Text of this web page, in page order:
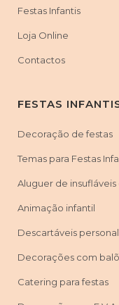
Festas Infantis
Loja Online
Contactos
FESTAS
Decoração de festas
Temas para Festas
Aluguer de
Animação infantil
Descartáveis
Decorações com
Catering para festas